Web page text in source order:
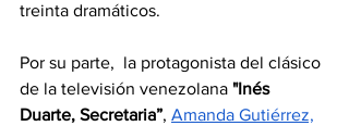
treinta dramáticos.
Por su parte,  la protagonista del clásico
de la televisión venezolana "Inés
Duarte, Secretaria”, Amanda Gutiérrez,